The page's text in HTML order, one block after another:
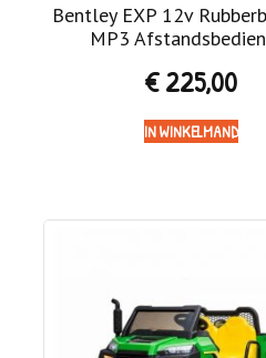
Bentley EXP 12v
MP3
€225,00
IN WINKELMAND